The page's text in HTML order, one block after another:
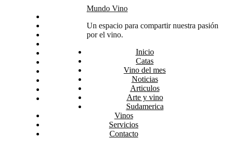
Arte y vino
Sudamerica
Mundo Vino
Un espacio para compartir nuestra pasión
por el vino.
Inicio
Catas
Vino del mes
Noticias
Articulos
Arte y vino
Sudamerica
Vinos
Servicios
Contacto